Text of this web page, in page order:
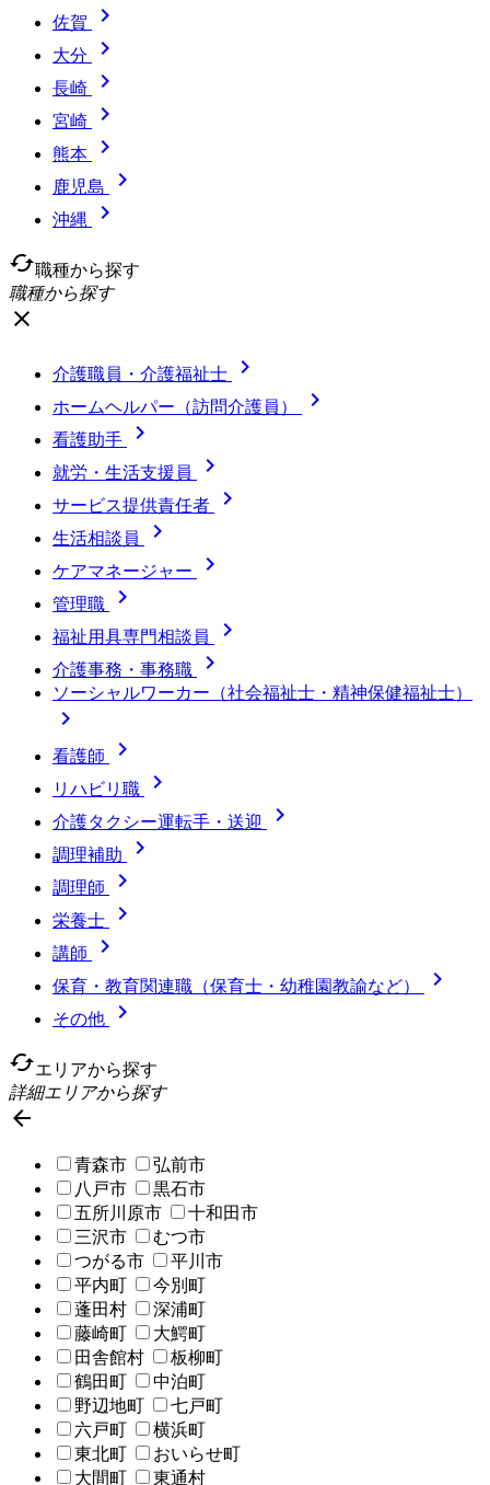
佐賀 
大分 
長崎 
宮崎 
熊本 
鹿児島 
沖縄

cached職種から探す
職種から探す
close
介護職員・介護福祉士 
ホームヘルパー（訪問介護員） 
看護助手 
就労・生活支援員 
サービス提供責任者 
生活相談員 
ケアマネージャー 
管理職 
福祉用具専門相談員 
介護事務・事務職 
ソーシャルワーカー（社会福祉士・精神保健福祉士）

看護師 
リハビリ職 
介護タクシー運転手・送迎 
調理補助 
調理師 
栄養士 
講師 
保育・教育関連職（保育士・幼稚園教諭など） 
その他

cachedエリアから探す
詳細エリアから探す

青森市
弘前市
八戸市
黒石市
五所川原市
十和田市
三沢市
むつ市
つがる市
平川市
平内町
今別町
蓬田村
深浦町
藤崎町
大鰐町
田舎館村
板柳町
鶴田町
中泊町
野辺地町
七戸町
六戸町
横浜町
東北町
おいらせ町
大間町
東通村